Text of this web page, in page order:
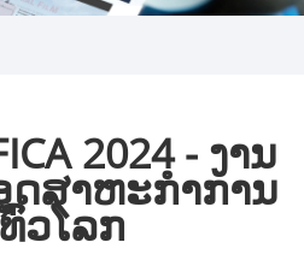
2024 - ງານ
ດສາຫະກຳການ
ວໂລກ